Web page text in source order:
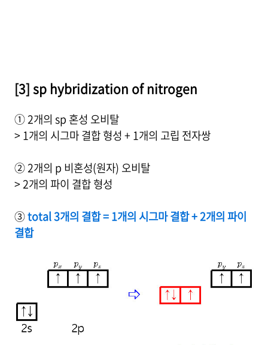
[3] sp hybridization of nitrogen
① 2개의 sp 혼성 오비탈
> 1개의 시그마 결합 형성 + 1개의 고립 전자쌍
② 2개의 p 비혼성(원자) 오비탈
> 2개의 파이 결합 형성
③total 3개의 결합 = 1개의 시그마 결합 + 2개의 파이
결합